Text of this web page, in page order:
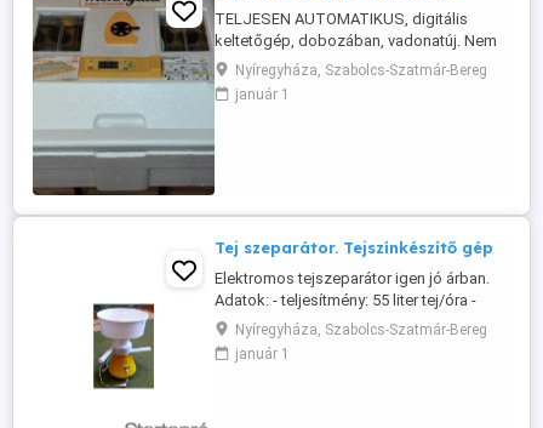
TELJESEN AUTOMATIKUS, digitális
keltetőgép, dobozában, vadonatúj. Nem
lámpás, hanem fűtőszálas! Van
páratartalom kijelző is! Tojásbefogadás:
tyúk-72, liba-32, kacsa-48, pulyka-40, fürj-
Nyíregyháza, Szabolcs-Szatmár-Bereg
január 1
Tej szeparátor. Tejszínkészítő gép
Elektromos tejszeparátor igen jó árban.
Adatok: - teljesítmény: 55 liter tej/óra -
fordulat: 12000 / perc - tejtartály: 5,5 liter -
tejszín/író aránya szabályozható 1:4 és
1:10 között (Igény szerint nagyobb
Nyíregyháza, Szabolcs-Szatmár-Bereg
január 1